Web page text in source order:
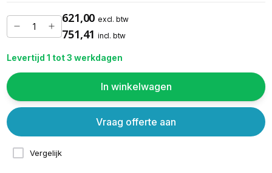
621,00 excl. btw
751,41 incl. btw
Levertijd 1 tot 3 werkdagen
In winkelwagen
Vergelijk
Vraag offerte aan